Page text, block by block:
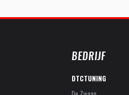
BEDRIJF
DTCTUNING